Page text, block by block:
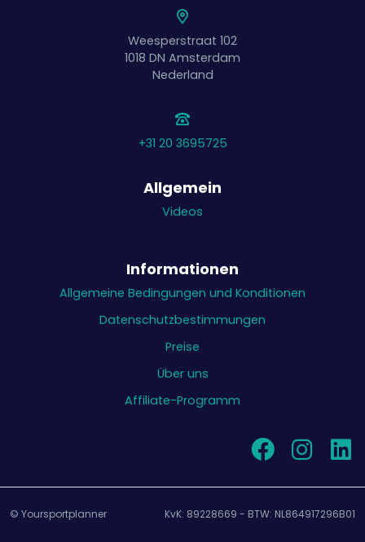
Weesperstraat 102
1018 DN Amsterdam
Nederland
+31 20 3695725
Allgemein
Videos
Informationen
Allgemeine Bedingungen und Konditionen
Datenschutzbestimmungen
Preise
Über uns
Affiliate-Programm
© Yoursportplanner KvK: 89228669 - BTW: NL864917296B01